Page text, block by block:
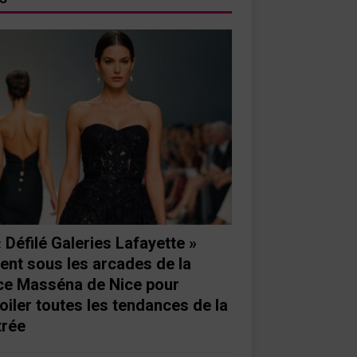
Défilé Galeries Lafayette »
sous les arcades de la
Masséna de Nice pour
toutes les tendances de la